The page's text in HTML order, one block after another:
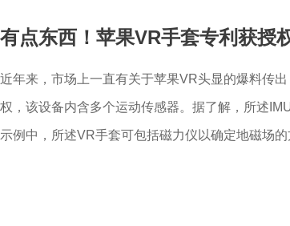
有点东西！苹果VR手套专利获授
近年来，市场上一直有关于苹果VR头显的爆料传
权，该设备内含多个运动传感器。据了解，所述
示例中，所述VR手套可包括磁力仪以确定地磁场